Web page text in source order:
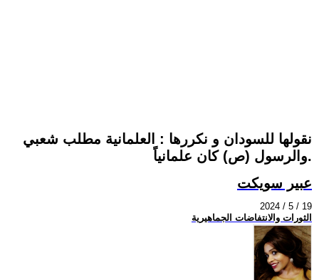
نقولها للسودان و نكررها : العلمانية مطلب شعبي
والرسول (ص) كان علمانياً.
عبير سويكت
2024 / 5 / 19
الثورات والانتفاضات الجماهيرية